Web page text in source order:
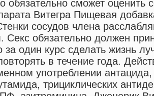
обязательно сможет оценить
Витегра Пищевая
сосудов члена
Секс обязательно должен
за один курс сделать жизнь
в течение года.
употреблении
трициклических